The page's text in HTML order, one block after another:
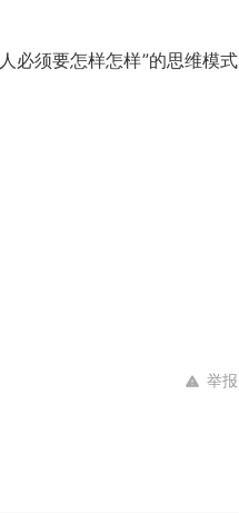
必须要怎样怎样”的思维模式
举报